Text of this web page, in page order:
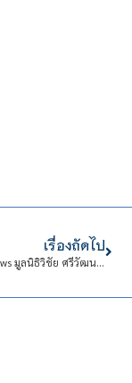
เรื่องถัดไป
Bangkokbiznews มูลนิธิวิชัย ศรีวัฒนประภาสนับสนุนทุนการศึกษาโรงเรียนจิตรลดาวิชาชีพ